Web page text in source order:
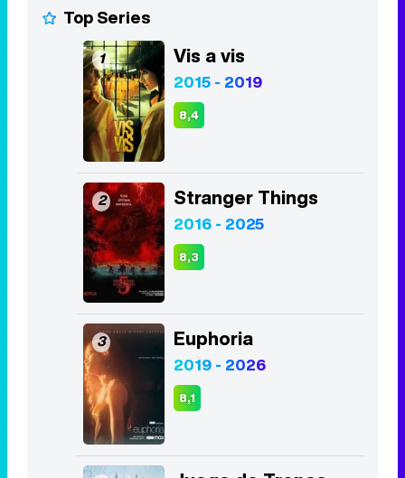
Top Series
1 Vis a vis
2015 - 2019
8,4
2 Stranger Things
2016 - 2025
8,3
3 Euphoria
2019 - 2026
8,1